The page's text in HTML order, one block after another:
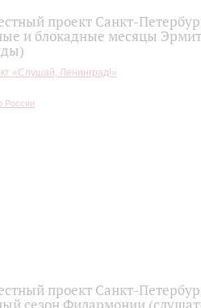
проект Санкт-
и блокадные месяцы
«Слушай, Ленинград!»
проект Санкт-